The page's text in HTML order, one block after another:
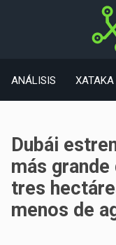
ANÁLISIS XATAKA
Dubái
más
tres
menos de